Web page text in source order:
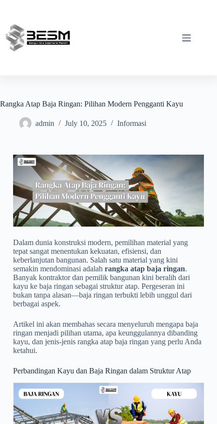
Rangka Atap Baja Ringan: Pilihan Modern Pengganti Kayu
admin July 10, 2025 Informasi
Dalam dunia konstruksi modern, pemilihan material yang
tepat sangat menentukan kekuatan, efisiensi, dan
keberlanjutan bangunan. Salah satu material yang kini
semakin mendominasi adalah rangka atap baja ringan.
Banyak kontraktor dan pemilik bangunan kini beralih dari
kayu ke baja ringan sebagai struktur atap. Pergeseran ini
bukan tanpa alasan—baja ringan terbukti lebih unggul dari
berbagai aspek.
Artikel ini akan membahas secara menyeluruh mengapa baja
ringan menjadi pilihan utama, apa keunggulannya dibanding
kayu, dan jenis-jenis rangka atap baja ringan yang perlu Anda
ketahui.
Perbandingan Kayu dan Baja Ringan dalam Struktur Atap